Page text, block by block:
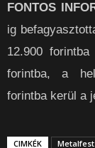
FONTOS
ig
12.900
forintba, a
forintba kerül a
CIMKÉK Metalfest